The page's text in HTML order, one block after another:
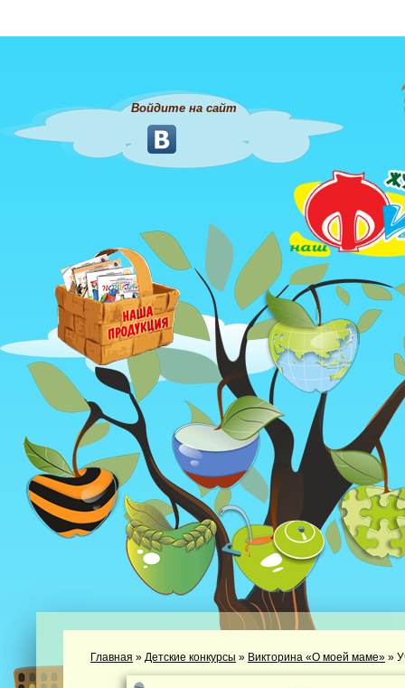
Войдите на сайт
Главная » Детские конкурсы » Викторина «О моей маме» »